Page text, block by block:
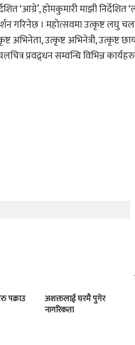
‘आग्रे’, होमकुमारी माझी
गरिनेछ । महोत्सवमा उत्कृष्ट लघु
अभिनेता, उत्कृष्ट अभिनेत्री, उत्कृष्ट
प्रवद्र्धन सम्वन्धि विभिन्न
पक्राउ
अशक्तलाई घरमै पुगेर
नागरिकता